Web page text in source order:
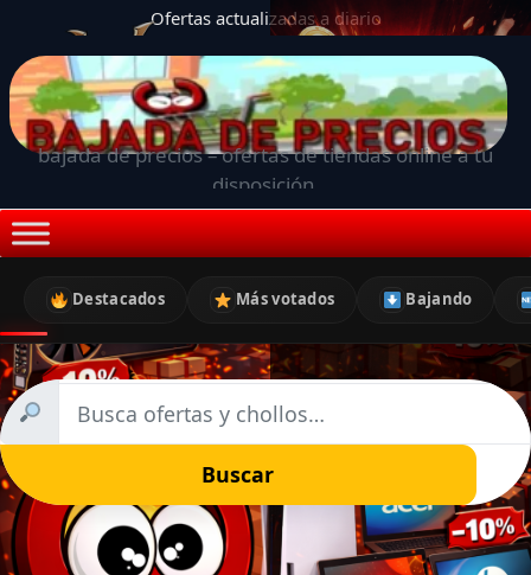
Ofertas actualizadas a diario
bajada de precios – ofertas de tiendas online a tu
disposición.
Destacados Más votados Bajando
Buscar